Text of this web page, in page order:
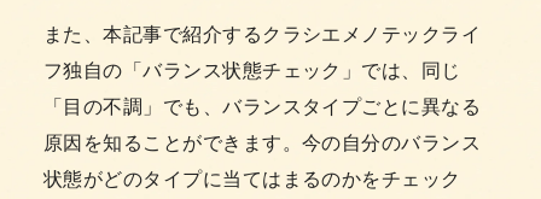
また、本記事で紹介するクラシエメノテックライ
フ独自の「バランス状態チェック」では、同じ
「目の不調」でも、バランスタイプごとに異なる
原因を知ることができます。今の自分のバランス
状態がどのタイプに当てはまるのかをチェック